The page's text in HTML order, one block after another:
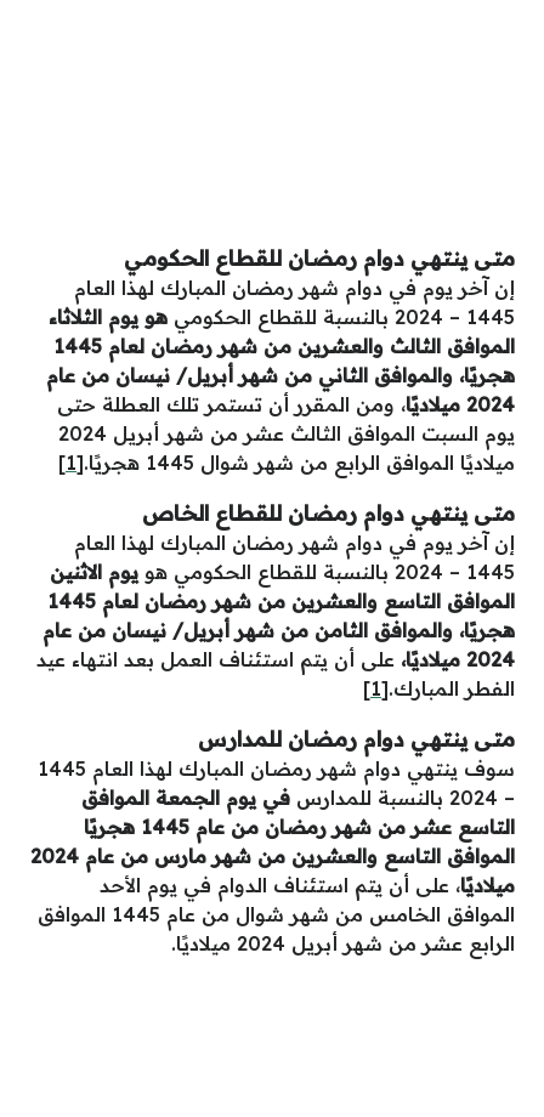
متى ينتهي دوام رمضان للقطاع الحكومي
إن آخر يوم في دوام شهر رمضان المبارك لهذا العام
1445 – 2024 بالنسبة للقطاع الحكومي
هو يوم الثلاثاء
الموافق الثالث والعشرين من شهر رمضان لعام 1445
هجريًا، والموافق الثاني من شهر أبريل/ نيسان من عام
2024 ميلاديًا
، ومن المقرر أن تستمر تلك العطلة حتى
يوم السبت الموافق الثالث عشر من شهر أبريل 2024
ميلاديًا الموافق الرابع من شهر شوال 1445 هجريًا.
[1]
متى ينتهي دوام رمضان للقطاع الخاص
إن آخر يوم في دوام شهر رمضان المبارك لهذا العام
1445 – 2024 بالنسبة للقطاع الحكومي هو
يوم الاثنين
الموافق التاسع والعشرين من شهر رمضان لعام 1445
هجريًا، والموافق الثامن من شهر أبريل/ نيسان من عام
2024 ميلاديًا،
على أن يتم استئناف العمل بعد انتهاء عيد
الفطر المبارك.[1]
متى ينتهي دوام رمضان للمدارس
سوف ينتهي دوام شهر رمضان المبارك لهذا العام 1445
– 2024 بالنسبة للمدارس
في يوم الجمعة الموافق
التاسع عشر من شهر رمضان من عام 1445 هجريًا
الموافق التاسع والعشرين من شهر مارس من عام 2024
ميلاديًا، على أن يتم استئناف الدوام في يوم الأحد
الموافق الخامس من شهر شوال من عام 1445 الموافق
الرابع عشر من شهر أبريل 2024 ميلاديًا.